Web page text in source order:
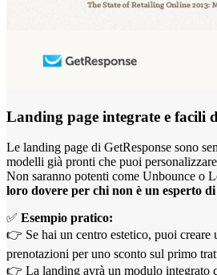
Landing page integrate e facili
Le landing page di GetResponse sono
modelli già pronti che puoi
Non saranno potenti come Unbounce o
loro dovere per chi non è un esperto di
✅ Esempio pratico:
👉 Se hai un centro estetico, puoi creare
prenotazioni per uno sconto sul primo
👉 La landing avrà un modulo integrato